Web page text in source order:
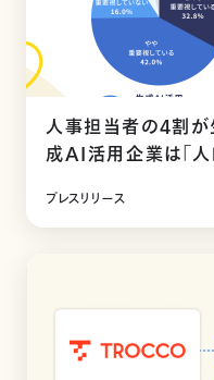
人事担当者の4割
成AI活用企業は「
プレスリリース